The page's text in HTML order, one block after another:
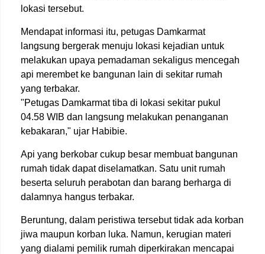
lokasi tersebut.
Mendapat informasi itu, petugas Damkarmat
langsung bergerak menuju lokasi kejadian untuk
melakukan upaya pemadaman sekaligus mencegah
api merembet ke bangunan lain di sekitar rumah
yang terbakar.
"Petugas Damkarmat tiba di lokasi sekitar pukul
04.58 WIB dan langsung melakukan penanganan
kebakaran," ujar Habibie.
Api yang berkobar cukup besar membuat bangunan
rumah tidak dapat diselamatkan. Satu unit rumah
beserta seluruh perabotan dan barang berharga di
dalamnya hangus terbakar.
Beruntung, dalam peristiwa tersebut tidak ada korban
jiwa maupun korban luka. Namun, kerugian materi
yang dialami pemilik rumah diperkirakan mencapai